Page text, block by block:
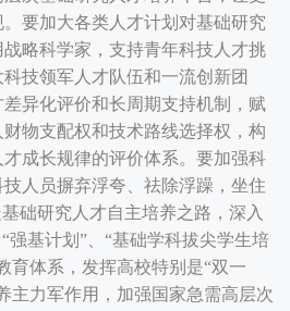
要加大各类人才计划对基础研究
略科学家，支持青年科技人才挑
技领军人才队伍和一流创新团
异化评价和长周期支持机制，赋
物支配权和技术路线选择权，构
成长规律的评价体系。要加强科
人员摒弃浮夸、祛除浮躁，坐住
础研究人才自主培养之路，深入
强基计划”、“基础学科拔尖学生培
育体系，发挥高校特别是“双一
主力军作用，加强国家急需高层次